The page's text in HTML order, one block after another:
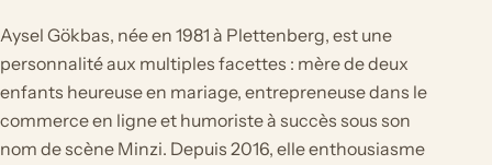
Aysel Gökbas, née en 1981 à Plettenberg, est une
personnalité aux multiples facettes : mère de deux
enfants heureuse en mariage, entrepreneuse dans le
commerce en ligne et humoriste à succès sous son
nom de scène Minzi. Depuis 2016, elle enthousiasme